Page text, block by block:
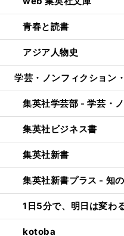
青春と読書
アジア人物史
学芸・ノンフィクション
集英社学芸部 - 学芸・
集英社ビジネス書
集英社新書
集英社新書プラス - 知
1日5分で、明日は変わ
kotoba